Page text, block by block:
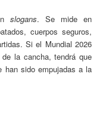
slogans. Se mide en
cuerpos seguros,
Si el Mundial 2026
la cancha, tendrá que
han sido empujadas a la